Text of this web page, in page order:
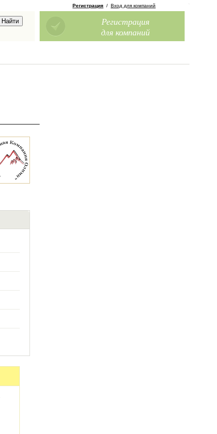
Регистрация / Вход для компаний
Регистрация
для компаний